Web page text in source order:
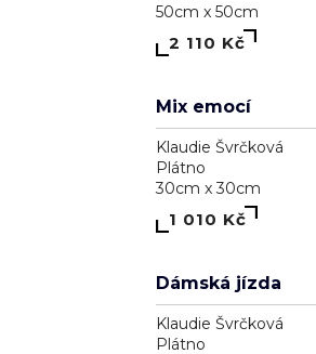
Pozdrav slunci
Klaudie Švrčková
Plátno
4 110 Kč